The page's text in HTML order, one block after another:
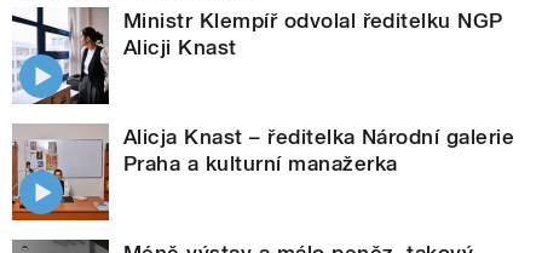
Ministr Klempíř odvolal ředitelku NGP
Alicji Knast
Alicja Knast – ředitelka Národní galerie
Praha a kulturní manažerka